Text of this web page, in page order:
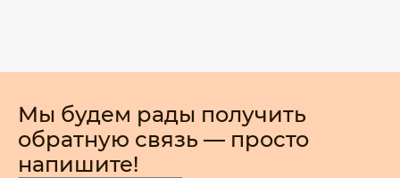
Мы будем рады получить
обратную связь — просто
напишите!